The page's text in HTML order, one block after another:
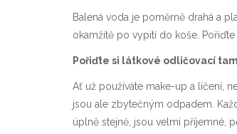
Balená voda je poměrně drahá a
okamžitě po vypití do koše.
Pořiďte si látkové odličovací
Ať už používáte make-up a líčení,
jsou ale zbytečným odpadem.
úplně stejně, jsou velmi příjemné,